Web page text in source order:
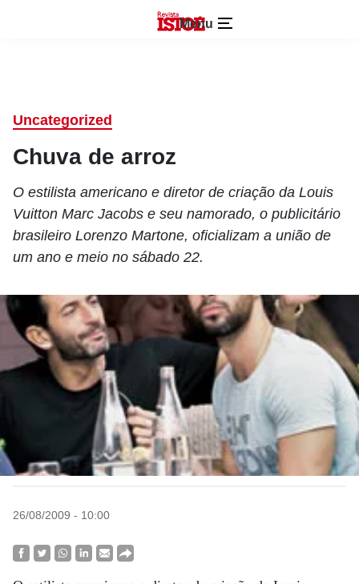
Menu
Uncategorized
Chuva de arroz
O estilista americano e diretor de criação da Louis
Vuitton Marc Jacobs e seu namorado, o publicitário
brasileiro Lorenzo Martone, oficializam a união de
um ano e meio no sábado 22.
26/08/2009 - 10:00